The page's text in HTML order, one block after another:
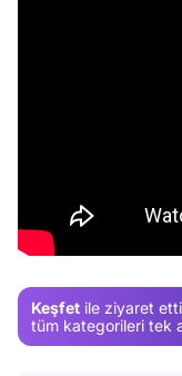
Keşfet ile ziyaret
tüm kategorileri tek